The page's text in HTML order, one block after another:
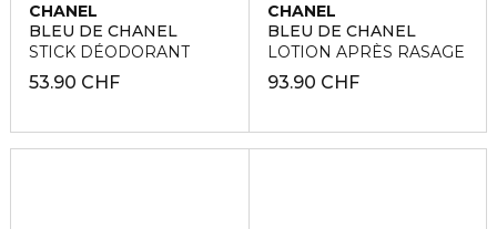
CHANEL
BLEU DE CHANEL
STICK DÉODORANT
53.90 CHF
CHANEL
BLEU DE CHANEL
LOTION APRÈS RASAGE
93.90 CHF